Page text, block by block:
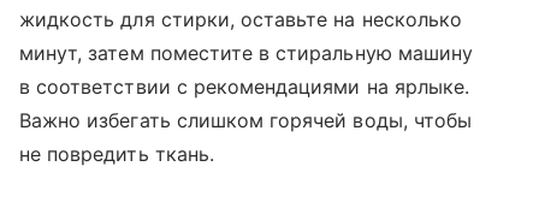
жидкость для стирки, оставьте на несколько
минут, затем поместите в стиральную машину
в соответствии с рекомендациями на ярлыке.
Важно избегать слишком горячей воды, чтобы
не повредить ткань.